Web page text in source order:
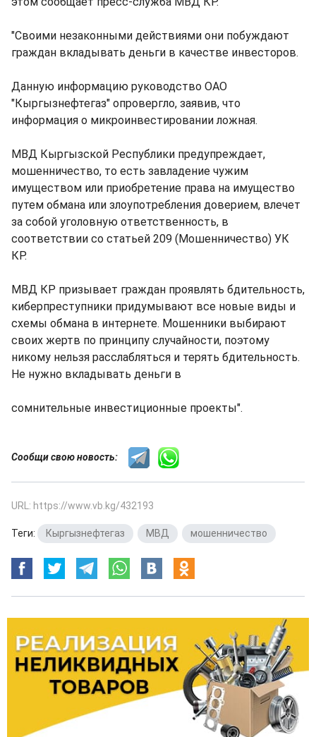
"Своими незаконными действиями они побуждают
граждан вкладывать деньги в качестве инвесторов.
Данную информацию руководство ОАО
"Кыргызнефтегаз" опровергло, заявив, что
информация о микроинвестировании ложная.
МВД Кыргызской Республики предупреждает,
мошенничество, то есть завладение чужим
имуществом или приобретение права на имущество
путем обмана или злоупотребления доверием, влечет
за собой уголовную ответственность, в
соответствии со статьей 209 (Мошенничество) УК
КР.
МВД КР призывает граждан проявлять бдительность,
киберпреступники придумывают все новые виды и
схемы обмана в интернете. Мошенники выбирают
своих жертв по принципу случайности, поэтому
никому нельзя расслабляться и терять бдительность.
Не нужно вкладывать деньги в
сомнительные инвестиционные проекты".
Сообщи свою новость:
URL: https://www.vb.kg/432193
Теги: Кыргызнефтегаз МВД мошенничество